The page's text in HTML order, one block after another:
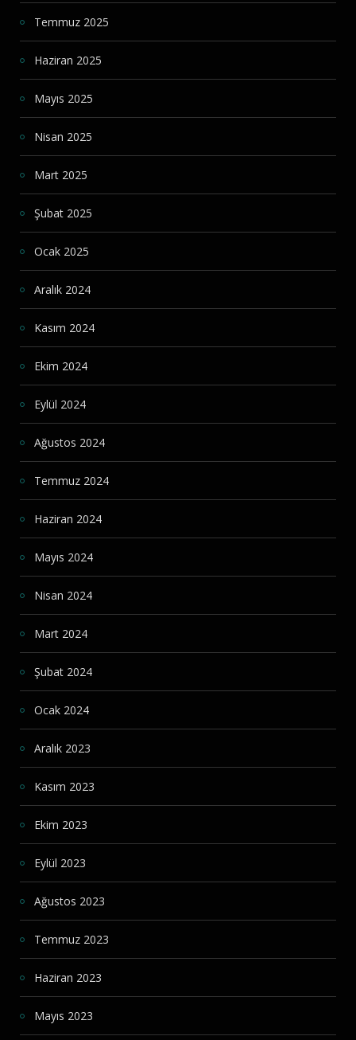
Temmuz 2025
Haziran 2025
Mayıs 2025
Nisan 2025
Mart 2025
Şubat 2025
Ocak 2025
Aralık 2024
Kasım 2024
Ekim 2024
Eylül 2024
Ağustos 2024
Temmuz 2024
Haziran 2024
Mayıs 2024
Nisan 2024
Mart 2024
Şubat 2024
Ocak 2024
Aralık 2023
Kasım 2023
Ekim 2023
Eylül 2023
Ağustos 2023
Temmuz 2023
Haziran 2023
Mayıs 2023